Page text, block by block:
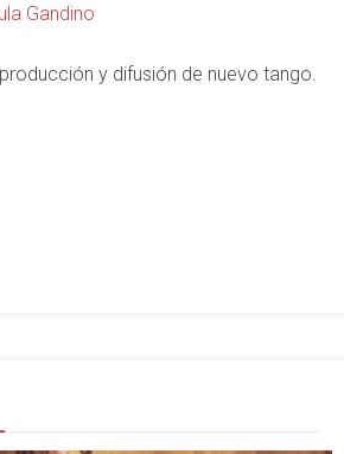
Gandino
y difusión de nuevo tango.